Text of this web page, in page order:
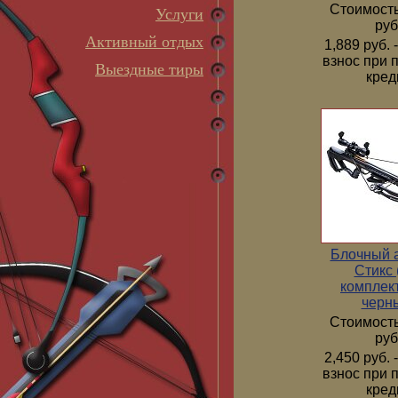
Услуги
Активный отдых
Выездные тиры
1,889 руб.
взнос при
Блочный
Стикс
2,450 руб.
взнос при